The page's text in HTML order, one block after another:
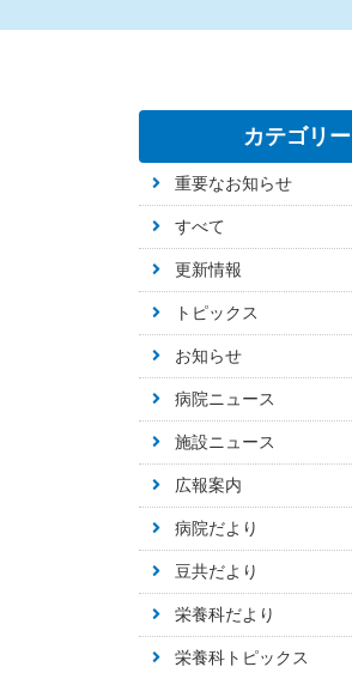
カテゴリー
重要なお知らせ
すべて
更新情報
トピックス
お知らせ
病院ニュース
施設ニュース
広報案内
病院だより
豆共だより
栄養科だより
栄養科トピックス